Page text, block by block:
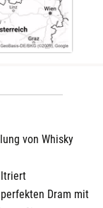
von Whisky
Dram mit